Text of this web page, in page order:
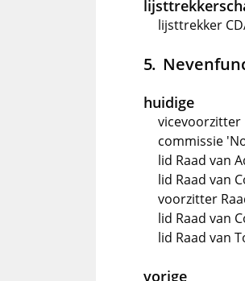
lijsttrekker
huidige
vicevoorzitter
commissie
lid Raad van
lid Raad van
voorzitter
lid Raad van
lid Raad van
vorige